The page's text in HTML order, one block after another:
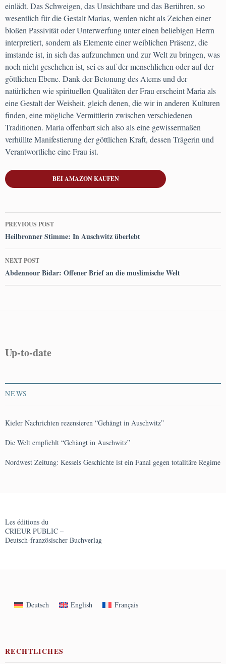
einlädt. Das Schweigen, das Unsichtbare und das Berühren, so
wesentlich für die Gestalt Marias, werden nicht als Zeichen einer
bloßen Passivität oder Unterwerfung unter einen beliebigen Herrn
interpretiert, sondern als Elemente einer weiblichen Präsenz, die
imstande ist, in sich das aufzunehmen und zur Welt zu bringen, was
noch nicht geschehen ist, sei es auf der menschlichen oder auf der
göttlichen Ebene. Dank der Betonung des Atems und der
natürlichen wie spirituellen Qualitäten der Frau erscheint Maria als
eine Gestalt der Weisheit, gleich denen, die wir in anderen Kulturen
finden, eine mögliche Vermittlerin zwischen verschiedenen
Traditionen. Maria offenbart sich also als eine gewissermaßen
verhüllte Manifestierung der göttlichen Kraft, dessen Trägerin und
Verantwortliche eine Frau ist.
BEI AMAZON KAUFEN
Post
navigation
PREVIOUS POST
Heilbronner Stimme: In Auschwitz überlebt
NEXT POST
Abdennour Bidar: Offener Brief an die muslimische Welt
Up-to-date
NEWS
Kieler Nachrichten rezensieren “Gehängt in Auschwitz”
Die Welt empfiehlt “Gehängt in Auschwitz”
Nordwest Zeitung: Kessels Geschichte ist ein Fanal gegen totalitäre Regime
Les éditions du
CRIEUR PUBLIC –
Deutsch-französischer Buchverlag
Deutsch English Français
RECHTLICHES